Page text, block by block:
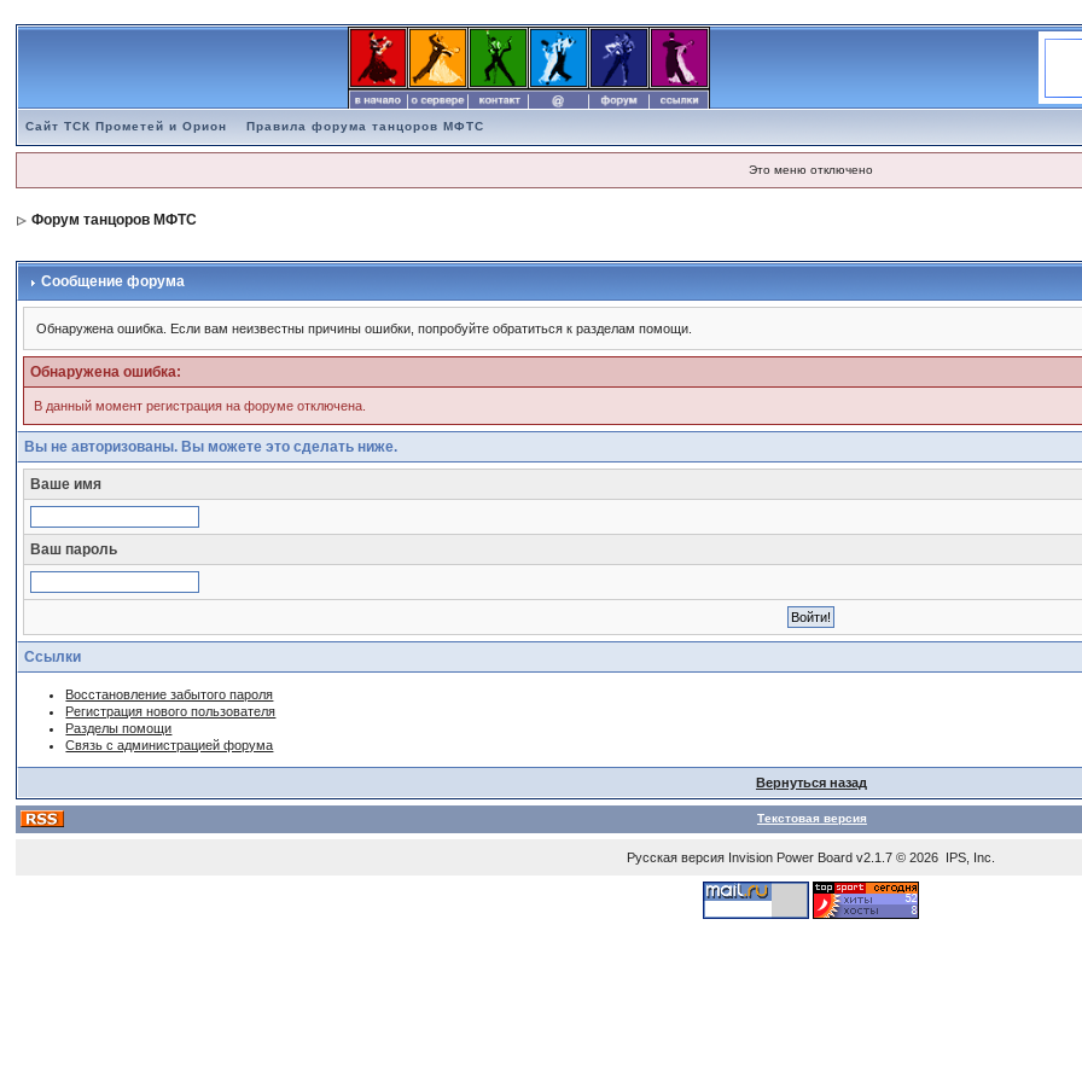
Сайт ТСК Прометей и Орион Правила форума танцоров МФТС
Это меню отключено
Форум танцоров МФТС
Сообщение форума
Обнаружена ошибка. Если вам неизвестны причины ошибки, попробуйте обратиться к разделам помощи.
Обнаружена ошибка:
В данный момент регистрация на форуме отключена.
Вы не авторизованы. Вы можете это сделать ниже.
Ваше имя
Ваш пароль
Ссылки
Восстановление забытого пароля
Регистрация нового пользователя
Разделы помощи
Связь с администрацией форума
Вернуться назад
Текстовая версия
Русская версия Invision Power Board v2.1.7 © 2026 IPS, Inc.